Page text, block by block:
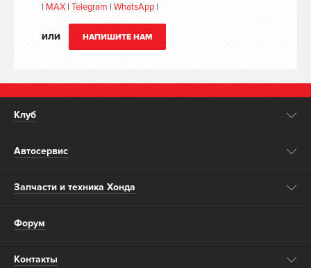
| MAX | Telegram | WhatsApp |
ИЛИ НАПИШИТЕ НАМ
Клуб
Автосервис
Запчасти и техника Хонда
Форум
Контакты